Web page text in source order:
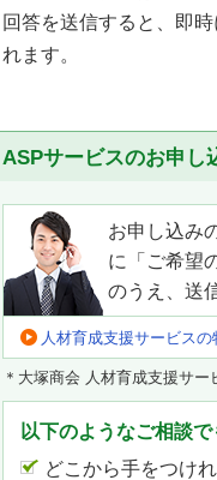
回答を送信すると、即
れます。
ASPサービスのお申し
お申し込み
に「ご希望
のうえ、送
人材育成支援サービスの
＊大塚商会 人材育成支援サー
以下のようなご相談
どこから手をつけ